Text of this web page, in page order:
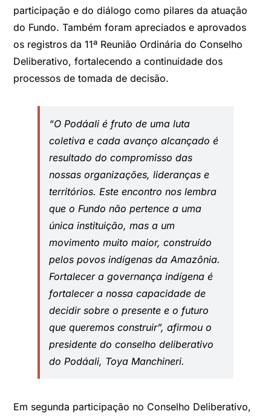
participação e do diálogo como pilares da atuação
do Fundo. Também foram apreciados e aprovados
os registros da 11ª Reunião Ordinária do Conselho
Deliberativo, fortalecendo a continuidade dos
processos de tomada de decisão.
“O Podáali é fruto de uma luta
coletiva e cada avanço alcançado é
resultado do compromisso das
nossas organizações, lideranças e
territórios. Este encontro nos lembra
que o Fundo não pertence a uma
única instituição, mas a um
movimento muito maior, construído
pelos povos indígenas da Amazônia.
Fortalecer a governança indígena é
fortalecer a nossa capacidade de
decidir sobre o presente e o futuro
que queremos construir”, afirmou o
presidente do conselho deliberativo
do Podáali, Toya Manchineri.
Em segunda participação no Conselho Deliberativo,